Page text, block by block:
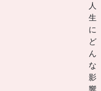
人
生
に
ど
ん
な
影
響